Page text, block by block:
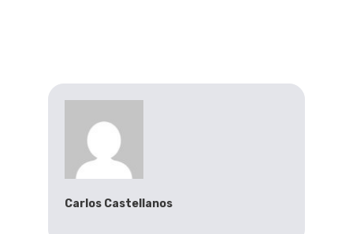
Carlos Castellanos